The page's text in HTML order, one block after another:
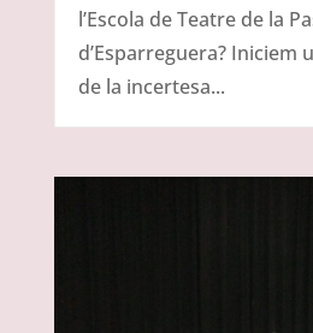
l’Escola de Teatre de la
d’Esparreguera? Iniciem
de la incertesa...